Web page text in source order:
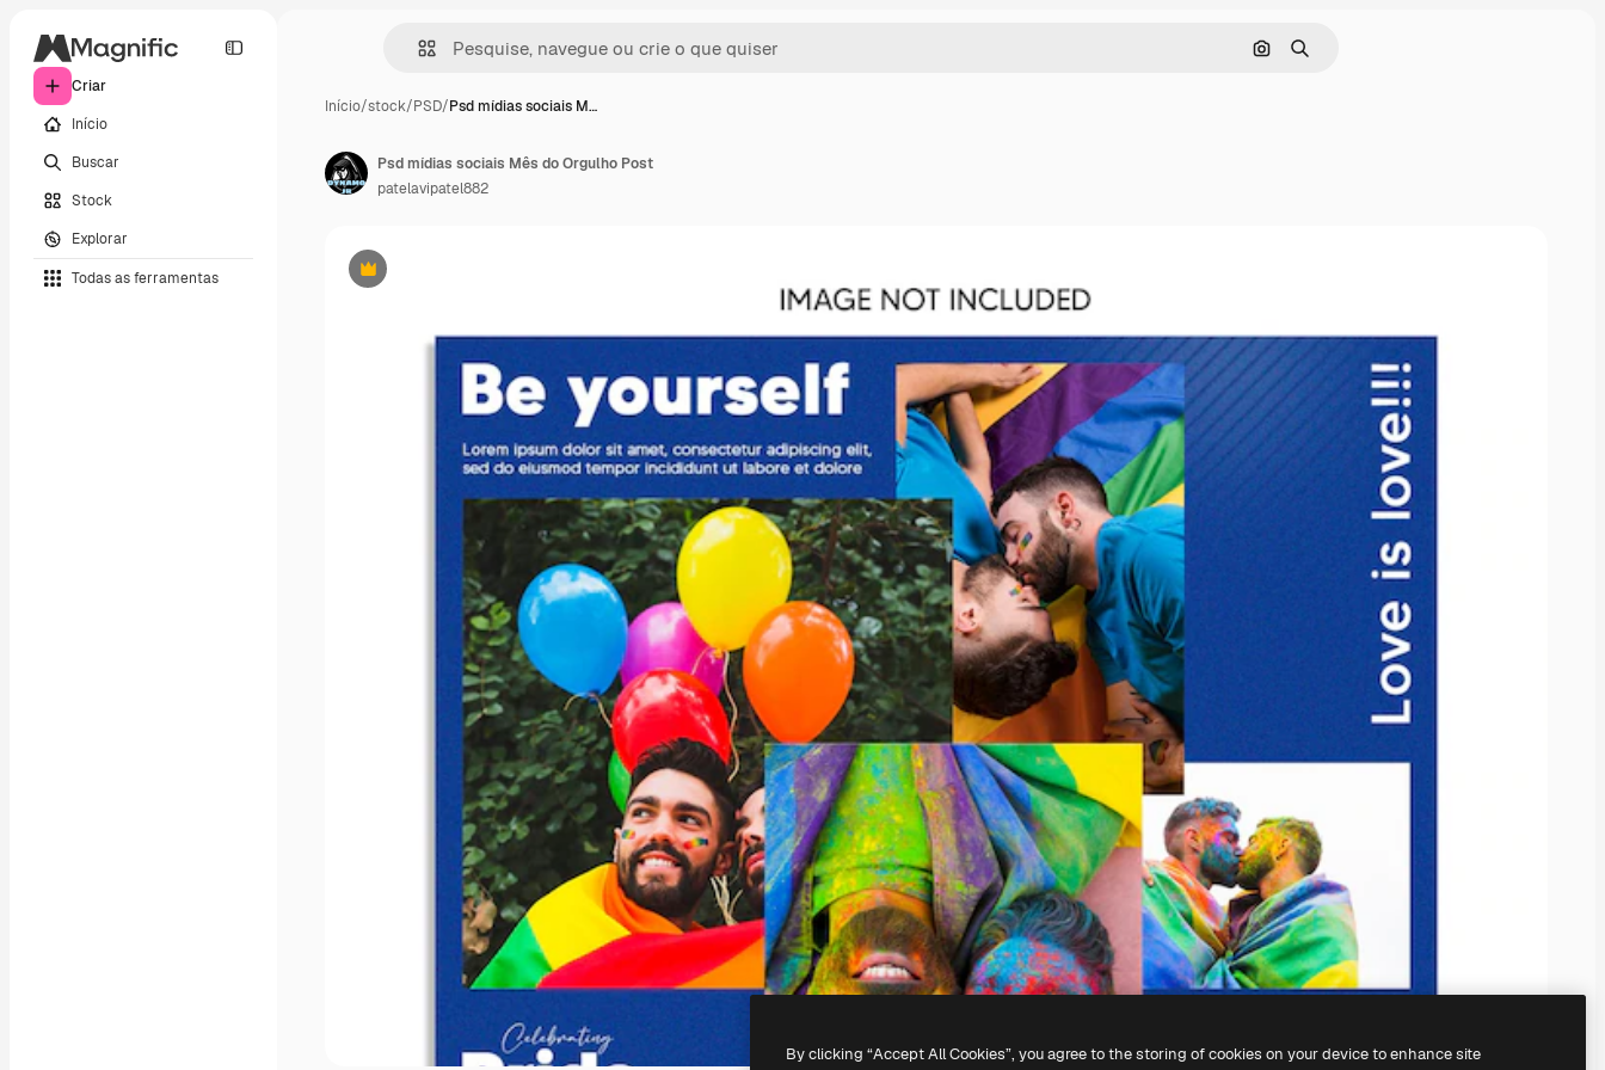
Criar
Início
Buscar
Stock
Explorar
Todas as ferramentas
Pesquisar por imagem
Buscar
Início/stock/PSD/Psd mídias sociais M…
Premium
Psd mídias sociais Mês do Orgulho Post
patelavipatel882
By clicking “Accept All Cookies”, you agree to the storing of cookies on your device to enhance site